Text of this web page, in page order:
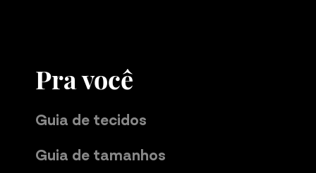
Pra você
Guia de tecidos
Guia de tamanhos